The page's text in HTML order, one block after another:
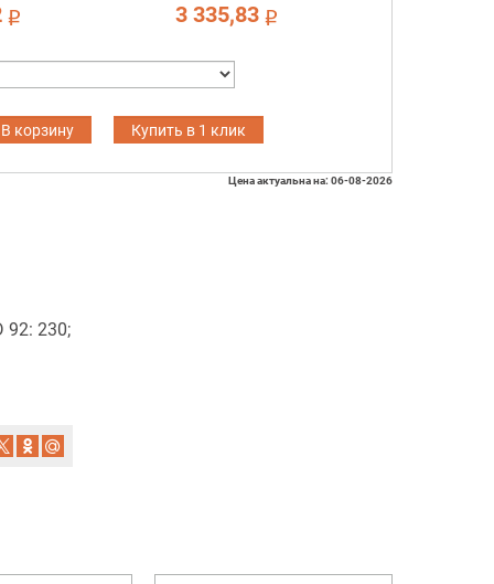
i 3 335,83 i
В корзину Купить в 1 клик
Цена актуальна на: 06-08-2026
92: 230;